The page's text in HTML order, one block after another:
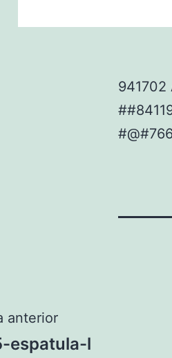
941702
anterior
espatula-l